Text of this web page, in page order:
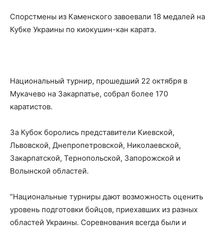
Спорстмены из Каменского завоевали 18 медалей на
Кубке Украины по киокушин-кан каратэ.
Национальный турнир, прошедший 22 октября в
Мукачево на Закарпатье, собрал более 170
каратистов.
За Кубок боролись представители Киевской,
Львовской, Днепропетровской, Николаевской,
Закарпатской, Тернопольской, Запорожской и
Волынской областей.
“Национальные турниры дают возможность оценить
уровень подготовки бойцов, приехавших из разных
областей Украины. Соревнования всегда были и